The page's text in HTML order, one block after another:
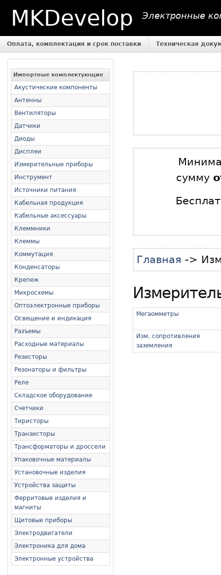
MKDevelop Электронные
Оплата, комплектация и срок поставки Техническая
Импортные комплектующие
Акустические компоненты
Антенны
Вентиляторы
Датчики
Диоды
Дисплеи
Измерительные приборы
Инструмент
Источники питания
Кабельная продукция
Кабельные аксессуары
Клеммники
Клеммы
Коммутация
Конденсаторы
Крепеж
Микросхемы
Оптоэлектронные приборы
Освещение и индикация
Разъемы
Расходные материалы
Резисторы
Резонаторы и фильтры
Реле
Складское оборудование
Счетчики
Тиристоры
Транзисторы
Трансформаторы и дроссели
Упаковочные материалы
Установочные изделия
Устройства защиты
Ферритовые изделия и
магниты
Щитовые приборы
Электродвигатели
Электроника для дома
Электронные устройства
сумму
Главная ->
Мегаомметры
Изм. сопротивления
заземления